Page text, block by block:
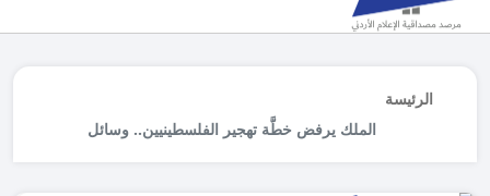
الرئيسة
الملك يرفض خطَّة تهجير الفلسطينيين.. وسائل
عن موقع الحدث